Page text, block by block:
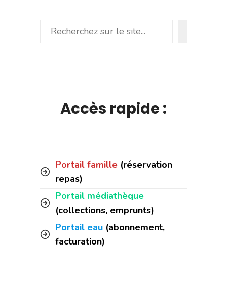
Rechercher
Accès rapide :
Portail famille (réservation
repas)
Portail médiathèque
(collections, emprunts)
Portail eau (abonnement,
facturation)